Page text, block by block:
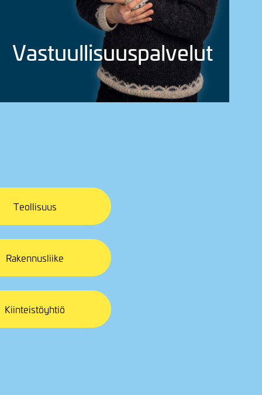
Vastuul­li­suus­pal­velut
Teollisuus
Rakennusliike
Kiinteistöyhtiö